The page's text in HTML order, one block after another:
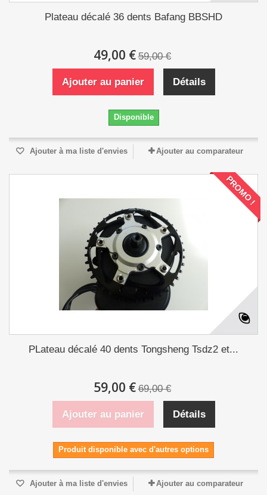
Plateau décalé 36 dents Bafang BBSHD
49,00 € 59,00 €
Ajouter au panier Détails
Disponible
Ajouter à ma liste d'envies Ajouter au comparateur
PROMO !
PLateau décalé 40 dents Tongsheng Tsdz2 et...
59,00 € 69,00 €
Ajouter au panier Détails
Produit disponible avec d'autres options
Ajouter à ma liste d'envies Ajouter au comparateur